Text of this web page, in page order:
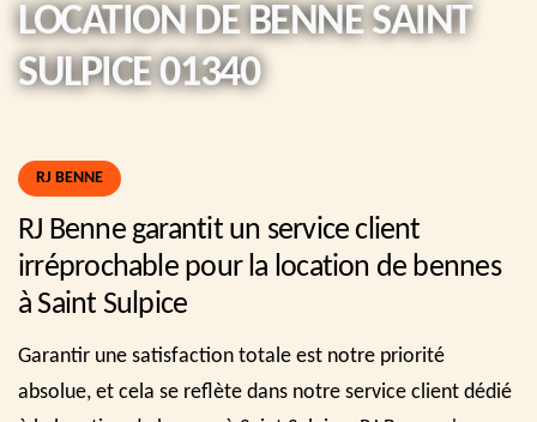
LOCATION DE BENNE SAINT
SULPICE 01340
RJ BENNE
RJ Benne garantit un service client
irréprochable pour la location de bennes
à Saint Sulpice
Garantir une satisfaction totale est notre priorité
absolue, et cela se reflète dans notre service client dédié